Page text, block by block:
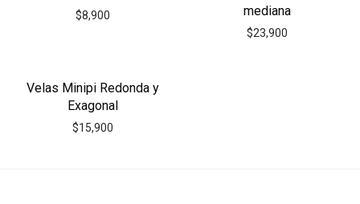
$8,900
mediana
$23,900
Velas Minipi Redonda y
Exagonal
$15,900